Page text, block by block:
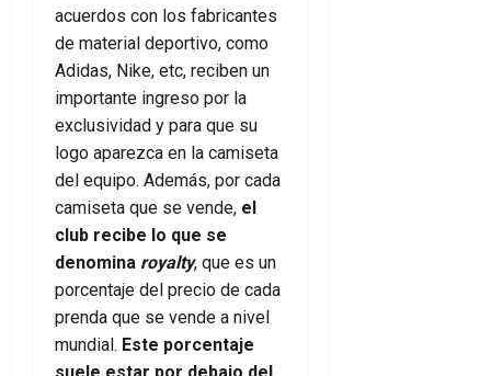
acuerdos con los fabricantes
de material deportivo, como
Adidas, Nike, etc, reciben un
importante ingreso por la
exclusividad y para que su
logo aparezca en la camiseta
del equipo. Además, por cada
camiseta que se vende, el
club recibe lo que se
denomina royalty, que es un
porcentaje del precio de cada
prenda que se vende a nivel
mundial. Este porcentaje